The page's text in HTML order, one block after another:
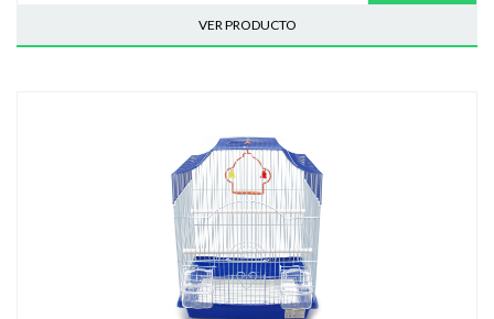
VER PRODUCTO